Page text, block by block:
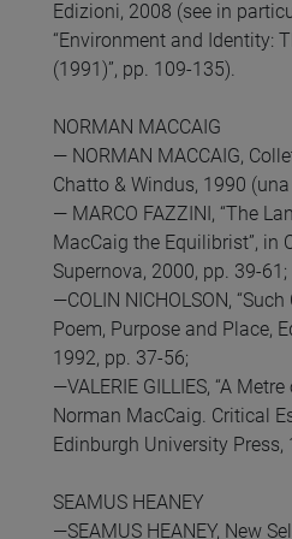
Edizioni, 2008 (see in
“Environment and Identity:
(1991)”, pp. 109-135).
NORMAN MACCAIG
— NORMAN MACCAIG,
Chatto & Windus, 1990
— MARCO FAZZINI, “The
MacCaig the Equilibrist”, in
Supernova, 2000, pp. 39-61;
—COLIN NICHOLSON,
Poem, Purpose and Place,
1992, pp. 37-56;
—VALERIE GILLIES, “A
Norman MacCaig. Critical
Edinburgh University Press,
SEAMUS HEANEY
—SEAMUS HEANEY, New